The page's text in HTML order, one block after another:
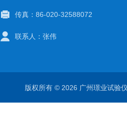
传真：86-020-32588072
联系人：张伟
版权所有 © 2026 广州璟业试